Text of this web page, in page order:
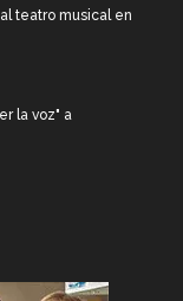
teatro musical en
la voz" a